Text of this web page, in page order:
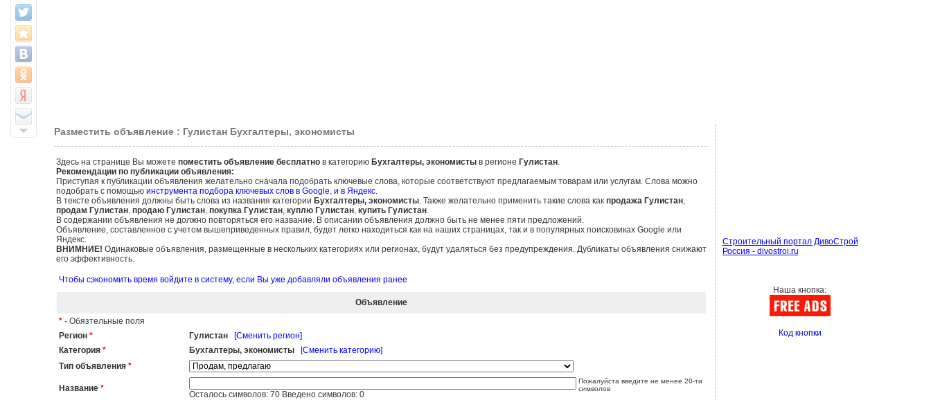
Разместить объявление : Гулистан Бухгалтеры, экономисты
Здесь на странице Вы можете поместить объявление бесплатнов категорию Бухгалтеры, экономистыв регионе Гулистан.
Рекомендации по публикации объявления:
Приступая к публикации объявления желательно сначала подобрать ключевые слова, которые соответствуют предлагаемым товарам или услугам. Слова можно
подобрать с помощью инструмента подбора ключевых слов в Google, и в Яндекс.
В тексте объявления должны быть слова из названия категории Бухгалтеры, экономисты. Также желательно применить такие слова как продажа Гулистан,
продам Гулистан, продаю Гулистан, покупка Гулистан, куплю Гулистан, купить Гулистан.
В содержании объявления не должно повторяться его название. В описании объявления должно быть не менее пяти предложений.
Объявление, составленное с учетом вышеприведенных правил, будет легко находиться как на наших страницах, так и в популярных поисковиках Google или
Яндекс.
ВНИМНИЕ! Одинаковые объявления, размещенные в нескольких категориях или регионах, будут удаляться без предупреждения. Дубликаты объявления снижают
его эффективность.
Чтобы сэкономить время войдите в систему, если Вы уже добавляли объявления ранее
Объявление
*- Обязтельные поля
Регион * Гулистан
[Сменить регион]
Категория * Бухгалтеры, экономисты
[Сменить категорию]
Тип объявления *
Название *
Осталось символов: 70Введено символов: 0
Пожалуйста введите не менее 20-ти
символов
Строительный портал ДивоСтрой
Россия - divostroi.ru
Наша кнопка:
Код кнопки